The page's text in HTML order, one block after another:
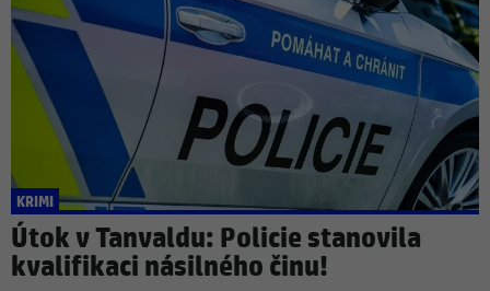
KRIMI
Útok v Tanvaldu: Policie stanovila
kvalifikaci násilného činu!